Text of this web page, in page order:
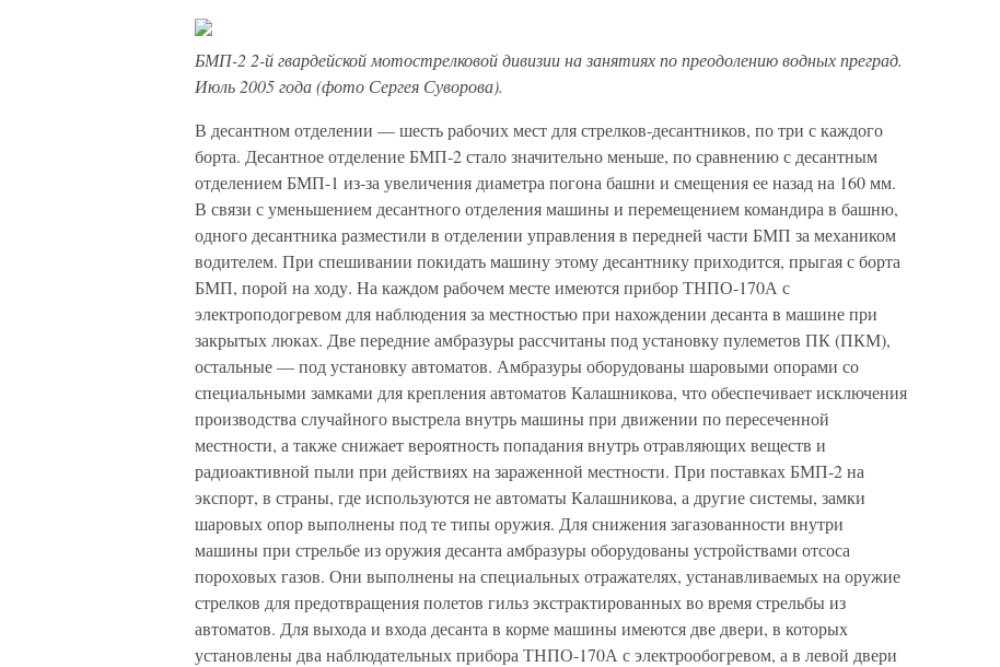
БМП-2 2-й гвардейской мотострелковой дивизии на занятиях по преодолению водных преград.
Июль 2005 года (фото Сергея Суворова).
В десантном отделении — шесть рабочих мест для стрелков-десантников, по три с каждого
борта. Десантное отделение БМП-2 стало значительно меньше, по сравнению с десантным
отделением БМП-1 из-за увеличения диаметра погона башни и смещения ее назад на 160 мм.
В связи с уменьшением десантного отделения машины и перемещением командира в башню,
одного десантника разместили в отделении управления в передней части БМП за механиком
водителем. При спешивании покидать машину этому десантнику приходится, прыгая с борта
БМП, порой на ходу. На каждом рабочем месте имеются прибор ТНПО-170А с
электроподогревом для наблюдения за местностью при нахождении десанта в машине при
закрытых люках. Две передние амбразуры рассчитаны под установку пулеметов ПК (ПКМ),
остальные — под установку автоматов. Амбразуры оборудованы шаровыми опорами со
специальными замками для крепления автоматов Калашникова, что обеспечивает исключения
производства случайного выстрела внутрь машины при движении по пересеченной
местности, а также снижает вероятность попадания внутрь отравляющих веществ и
радиоактивной пыли при действиях на зараженной местности. При поставках БМП-2 на
экспорт, в страны, где используются не автоматы Калашникова, а другие системы, замки
шаровых опор выполнены под те типы оружия. Для снижения загазованности внутри
машины при стрельбе из оружия десанта амбразуры оборудованы устройствами отсоса
пороховых газов. Они выполнены на специальных отражателях, устанавливаемых на оружие
стрелков для предотвращения полетов гильз экстрактированных во время стрельбы из
автоматов. Для выхода и входа десанта в корме машины имеются две двери, в которых
установлены два наблюдательных прибора ТНПО-170А с электрообогревом, а в левой двери